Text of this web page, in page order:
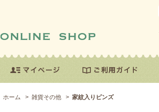
ホーム > 雑貨その他 > 家紋入りピンズ